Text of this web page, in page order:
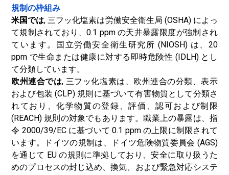
規制の枠組み
米国では, 三フッ化塩素は労働安全衛生局 (OSHA) によっ
て規制されており、0.1 ppm の天井暴露限度が強制され
ています。国立労働安全衛生研究所 (NIOSH) は、20
ppm で生命または健康に対する即時危険性 (IDLH) とし
て分類しています。
欧州連合では, 三フッ化塩素は、欧州連合の分類、表示
および包装 (CLP) 規則に基づいて有害物質として分類さ
れており、化学物質の登録、評価、認可および制限
(REACH) 規則の対象でもあります。職業上の暴露は、指
令 2000/39/EC に基づいて 0.1 ppm の上限に制限されて
います。ドイツの規制は、ドイツ危険物質委員会 (AGS)
を通じて EU の規則に準拠しており、安全に取り扱うた
めのプロセスの封じ込め、換気、および緊急対応システ